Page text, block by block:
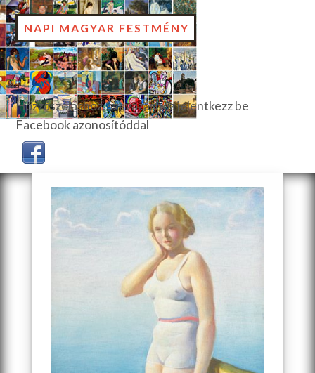
NAPI MAGYAR FESTMÉNY
Hozzászóláshoz, szavazáshoz jelentkezz be
Facebook azonosítóddal